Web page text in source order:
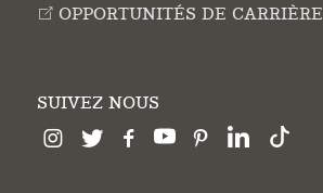
OPPORTUNITÉS DE CARRIÈRE
SUIVEZ NOUS